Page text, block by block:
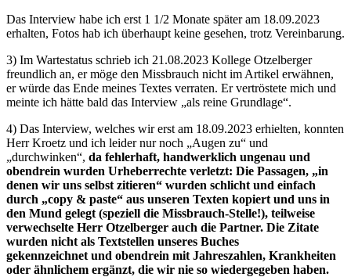
Das Interview habe ich erst 1 1/2 Monate später am 18.09.2023
erhalten, Fotos hab ich überhaupt keine gesehen, trotz Vereinbarung.
3) Im Wartestatus schrieb ich 21.08.2023 Kollege Otzelberger
freundlich an, er möge den Missbrauch nicht im Artikel erwähnen,
er würde das Ende meines Textes verraten. Er vertröstete mich und
meinte ich hätte bald das Interview „als reine Grundlage“.
4) Das Interview, welches wir erst am 18.09.2023 erhielten, konnten
Herr Kroetz und ich leider nur noch „Augen zu“ und
„durchwinken“, da fehlerhaft, handwerklich ungenau und
obendrein wurden Urheberrechte verletzt: Die Passagen, „in
denen wir uns selbst zitieren“ wurden schlicht und einfach
durch „copy & paste“ aus unseren Texten kopiert und uns in
den Mund gelegt (speziell die Missbrauch-Stelle!), teilweise
verwechselte Herr Otzelberger auch die Partner. Die Zitate
wurden nicht als Textstellen unseres Buches
gekennzeichnet und obendrein mit Jahreszahlen, Krankheiten
oder ähnlichem ergänzt, die wir nie so wiedergegeben haben.